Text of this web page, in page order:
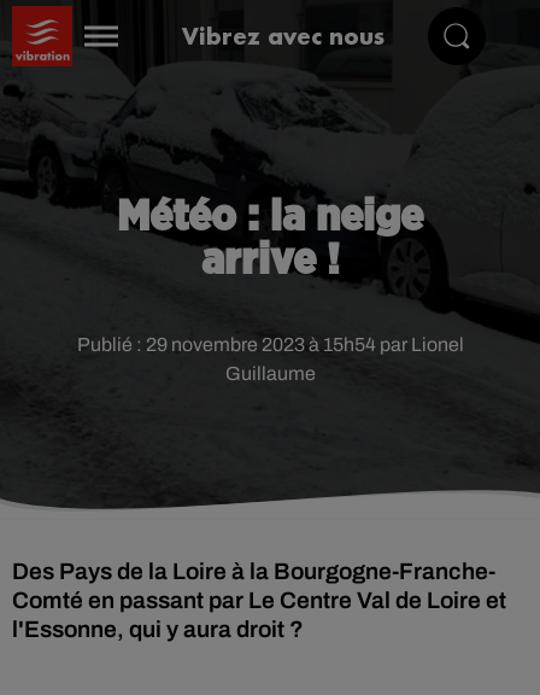
Vibrez avec nous
Météo : la neige
arrive !
Publié : 29 novembre 2023 à 15h54 par Lionel
Guillaume
Des Pays de la Loire à la Bourgogne-Franche-
Comté en passant par Le Centre Val de Loire et
l'Essonne, qui y aura droit ?